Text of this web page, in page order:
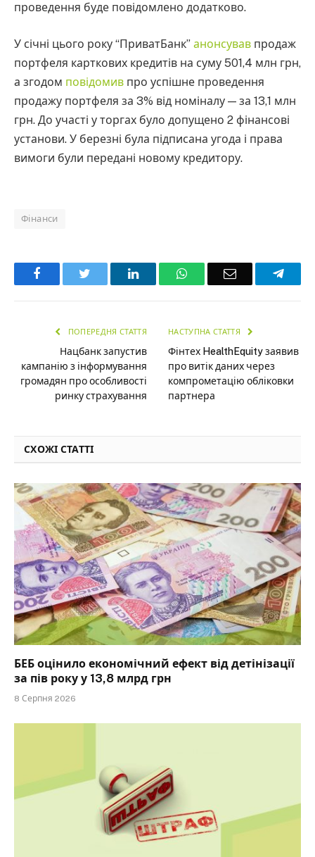
проведення буде повідомлено додатково.
У січні цього року “ПриватБанк” анонсував продаж
портфеля карткових кредитів на суму 501,4 млн грн,
а згодом повідомив про успішне проведення
продажу портфеля за 3% від номіналу — за 13,1 млн
грн. До участі у торгах було допущено 2 фінансові
установи. У березні була підписана угода і права
вимоги були передані новому кредитору.
Фінанси
Facebook LinkedInWhatsAppEmail
ПОПЕРЕДНЯ СТАТТЯ
Нацбанк запустив
кампанію з інформування
громадян про особливості
ринку страхування
НАСТУПНА СТАТТЯ
Фінтех HealthEquity заявив
про витік даних через
компрометацію обліковки
партнера
СХОЖІ СТАТТІ
БЕБ оцінило економічний ефект від детінізації
за пів року у 13,8 млрд грн
8 Серпня 2026